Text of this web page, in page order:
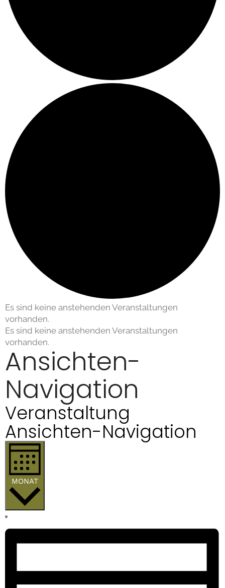
Es sind keine anstehenden Veranstaltungen
vorhanden.
Es sind keine anstehenden Veranstaltungen
vorhanden.
Ansichten-
Navigation
Veranstaltung
Ansichten-Navigation
MONAT